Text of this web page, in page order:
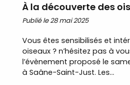
À la découverte des
Publié le 28 mai 2025
Vous êtes sensibilisés et
oiseaux ? n’hésitez pas à
l’évènement proposé le
à Saâne-Saint-Just. Les...